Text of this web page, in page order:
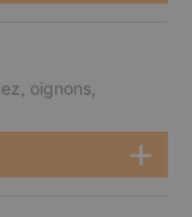
oignons,